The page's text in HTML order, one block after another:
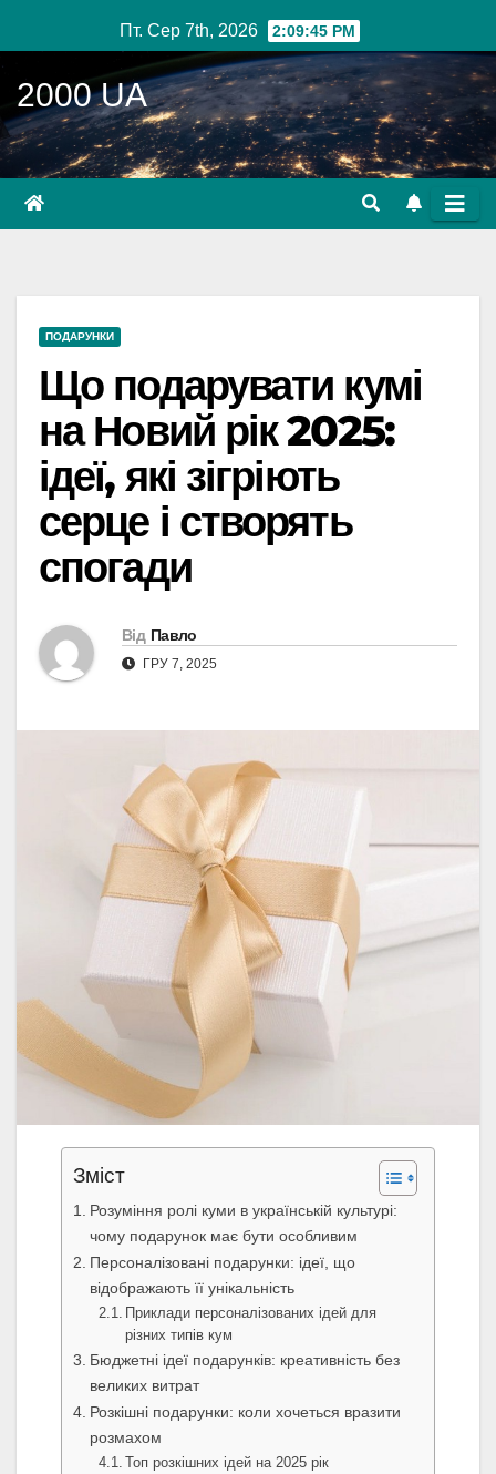
до
вмісту
Пт. Сер 7th, 2026 2:09:46 PM
2000 UA
ПОДАРУНКИ
Що подарувати кумі
на Новий рік 2025:
ідеї, які зігріють
серце і створять
спогади
Від Павло
ГРУ 7, 2025
Зміст
Розуміння ролі куми в українській культурі:
чому подарунок має бути особливим
Персоналізовані подарунки: ідеї, що
відображають її унікальність
Приклади персоналізованих ідей для
різних типів кум
Бюджетні ідеї подарунків: креативність без
великих витрат
Розкішні подарунки: коли хочеться вразити
розмахом
Топ розкішних ідей на 2025 рік